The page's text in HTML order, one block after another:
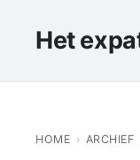
Het
HOME › ARCHIEF